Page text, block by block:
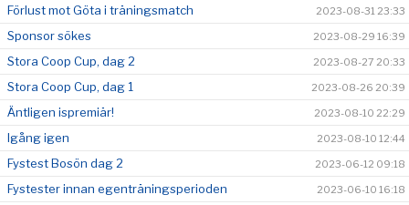
Förlust mot Göta i träningsmatch 2023-08-31 23:33
Sponsor sökes 2023-08-29 16:39
Stora Coop Cup, dag 2 2023-08-27 20:33
Stora Coop Cup, dag 1 2023-08-26 20:39
Äntligen ispremiär! 2023-08-10 22:29
Igång igen 2023-08-10 12:44
Fystest Bosön dag 2 2023-06-12 09:18
Fystester innan egenträningsperioden 2023-06-10 16:18